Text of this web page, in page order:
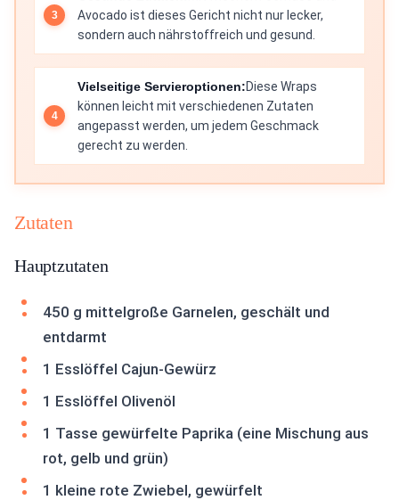
Avocado ist dieses Gericht nicht nur lecker,
sondern auch nährstoffreich und gesund.
Vielseitige Servieroptionen:Diese Wraps
können leicht mit verschiedenen Zutaten
angepasst werden, um jedem Geschmack
gerecht zu werden.
Zutaten
Hauptzutaten
450 g mittelgroße Garnelen, geschält und
entdarmt
1 Esslöffel Cajun-Gewürz
1 Esslöffel Olivenöl
1 Tasse gewürfelte Paprika (eine Mischung aus
rot, gelb und grün)
1 kleine rote Zwiebel, gewürfelt